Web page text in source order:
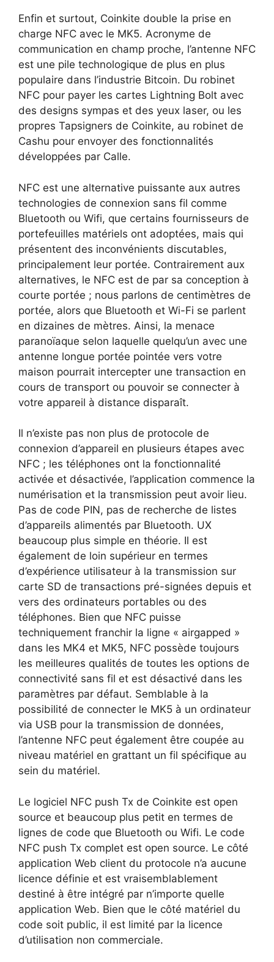
Enfin et surtout, Coinkite double la prise en
charge NFC avec le MK5. Acronyme de
communication en champ proche, l’antenne NFC
est une pile technologique de plus en plus
populaire dans l’industrie Bitcoin. Du robinet
NFC pour payer les cartes Lightning Bolt avec
des designs sympas et des yeux laser, ou les
propres Tapsigners de Coinkite, au robinet de
Cashu pour envoyer des fonctionnalités
développées par Calle.
NFC est une alternative puissante aux autres
technologies de connexion sans fil comme
Bluetooth ou Wifi, que certains fournisseurs de
portefeuilles matériels ont adoptées, mais qui
présentent des inconvénients discutables,
principalement leur portée. Contrairement aux
alternatives, le NFC est de par sa conception à
courte portée ; nous parlons de centimètres de
portée, alors que Bluetooth et Wi-Fi se parlent
en dizaines de mètres. Ainsi, la menace
paranoïaque selon laquelle quelqu’un avec une
antenne longue portée pointée vers votre
maison pourrait intercepter une transaction en
cours de transport ou pouvoir se connecter à
votre appareil à distance disparaît.
Il n’existe pas non plus de protocole de
connexion d’appareil en plusieurs étapes avec
NFC ; les téléphones ont la fonctionnalité
activée et désactivée, l’application commence la
numérisation et la transmission peut avoir lieu.
Pas de code PIN, pas de recherche de listes
d’appareils alimentés par Bluetooth. UX
beaucoup plus simple en théorie. Il est
également de loin supérieur en termes
d’expérience utilisateur à la transmission sur
carte SD de transactions pré-signées depuis et
vers des ordinateurs portables ou des
téléphones. Bien que NFC puisse
techniquement franchir la ligne « airgapped »
dans les MK4 et MK5, NFC possède toujours
les meilleures qualités de toutes les options de
connectivité sans fil et est désactivé dans les
paramètres par défaut. Semblable à la
possibilité de connecter le MK5 à un ordinateur
via USB pour la transmission de données,
l’antenne NFC peut également être coupée au
niveau matériel en grattant un fil spécifique au
sein du matériel.
Le logiciel NFC push Tx de Coinkite est open
source et beaucoup plus petit en termes de
lignes de code que Bluetooth ou Wifi. Le code
NFC push Tx complet est open source. Le côté
application Web client du protocole n’a aucune
licence définie et est vraisemblablement
destiné à être intégré par n’importe quelle
application Web. Bien que le côté matériel du
code soit public, il est limité par la licence
d’utilisation non commerciale.